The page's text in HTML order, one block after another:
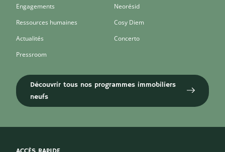
Engagements
Ressources humaines
Actualités
Pressroom
Neorésid
Cosy Diem
Concerto
Découvrir tous nos programmes immobiliers
neufs